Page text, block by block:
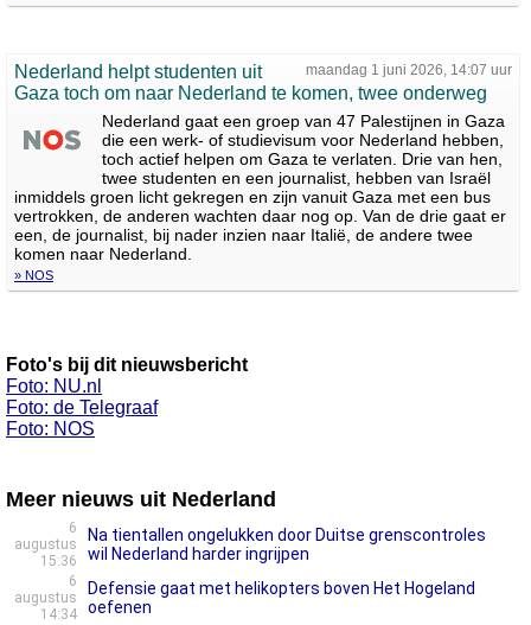
maandag 1 juni 2026, 14:07 uur
Nederland helpt studenten uit
Gaza toch om naar Nederland te komen, twee onderweg
Nederland gaat een groep van 47 Palestijnen in Gaza
die een werk- of studievisum voor Nederland hebben,
toch actief helpen om Gaza te verlaten. Drie van hen,
twee studenten en een journalist, hebben van Israël
inmiddels groen licht gekregen en zijn vanuit Gaza met een bus
vertrokken, de anderen wachten daar nog op. Van de drie gaat er
een, de journalist, bij nader inzien naar Italië, de andere twee
komen naar Nederland.
» NOS
Foto's bij dit nieuwsbericht
Foto: NU.nl
Foto: de Telegraaf
Foto: NOS
Meer nieuws uit Nederland
6
augustus
15:36
Na tientallen ongelukken door Duitse grenscontroles
wil Nederland harder ingrijpen
6
augustus
14:34
Defensie gaat met helikopters boven Het Hogeland
oefenen